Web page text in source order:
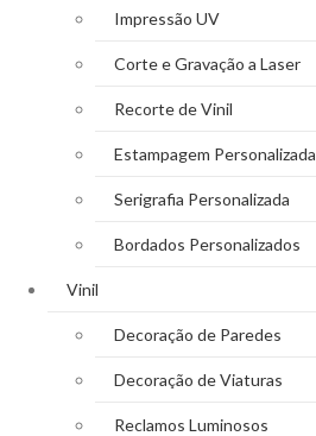
Impressão UV
Corte e Gravação a Laser
Recorte de Vinil
Estampagem Personalizada
Serigrafia Personalizada
Bordados Personalizados
Vinil
Decoração de Paredes
Decoração de Viaturas
Reclamos Luminosos